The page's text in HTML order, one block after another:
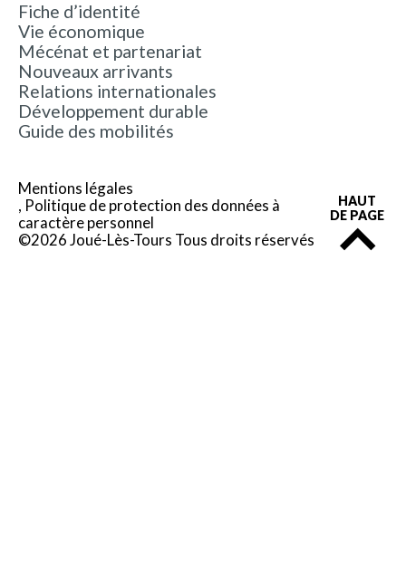
Fiche d’identité
Vie économique
Mécénat et partenariat
Nouveaux arrivants
Relations internationales
Développement durable
Guide des mobilités
Mentions légales
Politique de protection des données à
caractère personnel
©2026 Joué-Lès-Tours Tous droits réservés
HAUT
DE PAGE